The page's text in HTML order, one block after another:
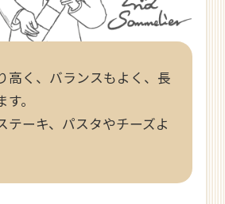
高く、バランスもよく、長
。
テーキ、パスタやチーズよ